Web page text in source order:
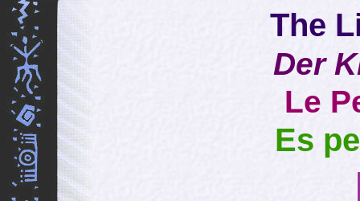
The
Der
Le
Es